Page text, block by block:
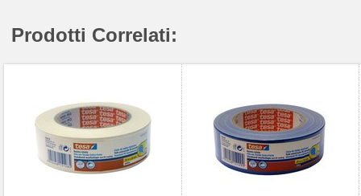
Prodotti Correlati: